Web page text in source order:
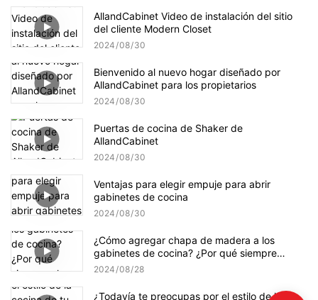
AllandCabinet Video de instalación del sitio
del cliente Modern Closet
2024 08 30
Bienvenido al nuevo hogar diseñado por
AllandCabinet para los propietarios
2024 08 30
Puertas de cocina de Shaker de
AllandCabinet
2024 08 30
Ventajas para elegir empuje para abrir
gabinetes de cocina
2024 08 30
¿Cómo agregar chapa de madera a los
gabinetes de cocina? ¿Por qué siempre
chapa en ambos lados de un sustrato?
2024 08 28
¿Todavía te preocupas por el estilo de la